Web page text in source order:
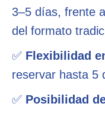
3–5 días, frente
del formato
✅ Flexibilidad
reservar hasta 5
✅ Posibilidad